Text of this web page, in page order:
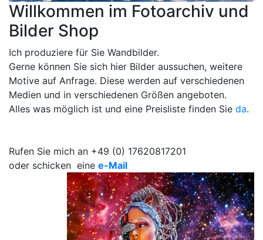
Willkommen im Fotoarchiv und
Bilder Shop
Ich produziere für Sie Wandbilder.
Gerne können Sie sich hier Bilder aussuchen, weitere
Motive auf Anfrage. Diese werden auf verschiedenen
Medien und in verschiedenen Größen angeboten.
Alles was möglich ist und eine Preisliste finden Sie da.
Rufen Sie mich an +49 (0) 17620817201
oder schicken eine e-Mail